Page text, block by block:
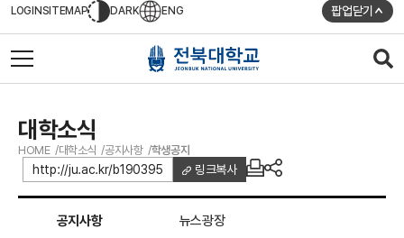
LOGINSITEMAP DARK ENG 팝업닫기
대학소식
HOME 대학소식 공지사항 학생공지
http://ju.ac.kr/b190395 링크복사
공지사항 뉴스광장